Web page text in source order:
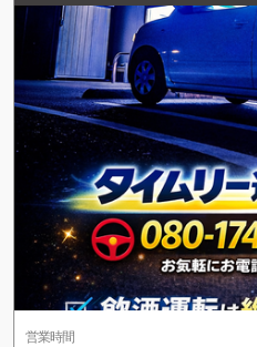
営業時間